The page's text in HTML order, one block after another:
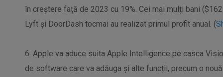
în creștere față de 2023 cu 19%. Cei mai mulți bani
Lyft și DoorDash tocmai au realizat primul profit anual. (
6. Apple va aduce suita Apple Intelligence pe casca
de software care va adăuga și alte funcții, precum o